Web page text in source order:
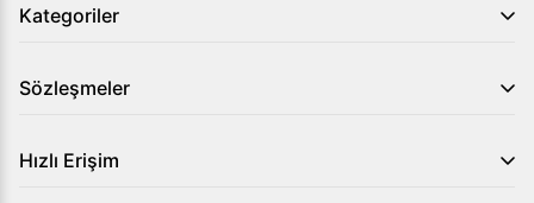
Yapısına uygun olarak hem LPG hem de doğalgaz ile
Öztiryakiler 900 Seri Set Üstü Ocak Kapalı Döküm Gazlı
duyduğunuz performansı ve güvenliği bir arada sunar.
Kategoriler
Sözleşmeler
Hızlı Erişim